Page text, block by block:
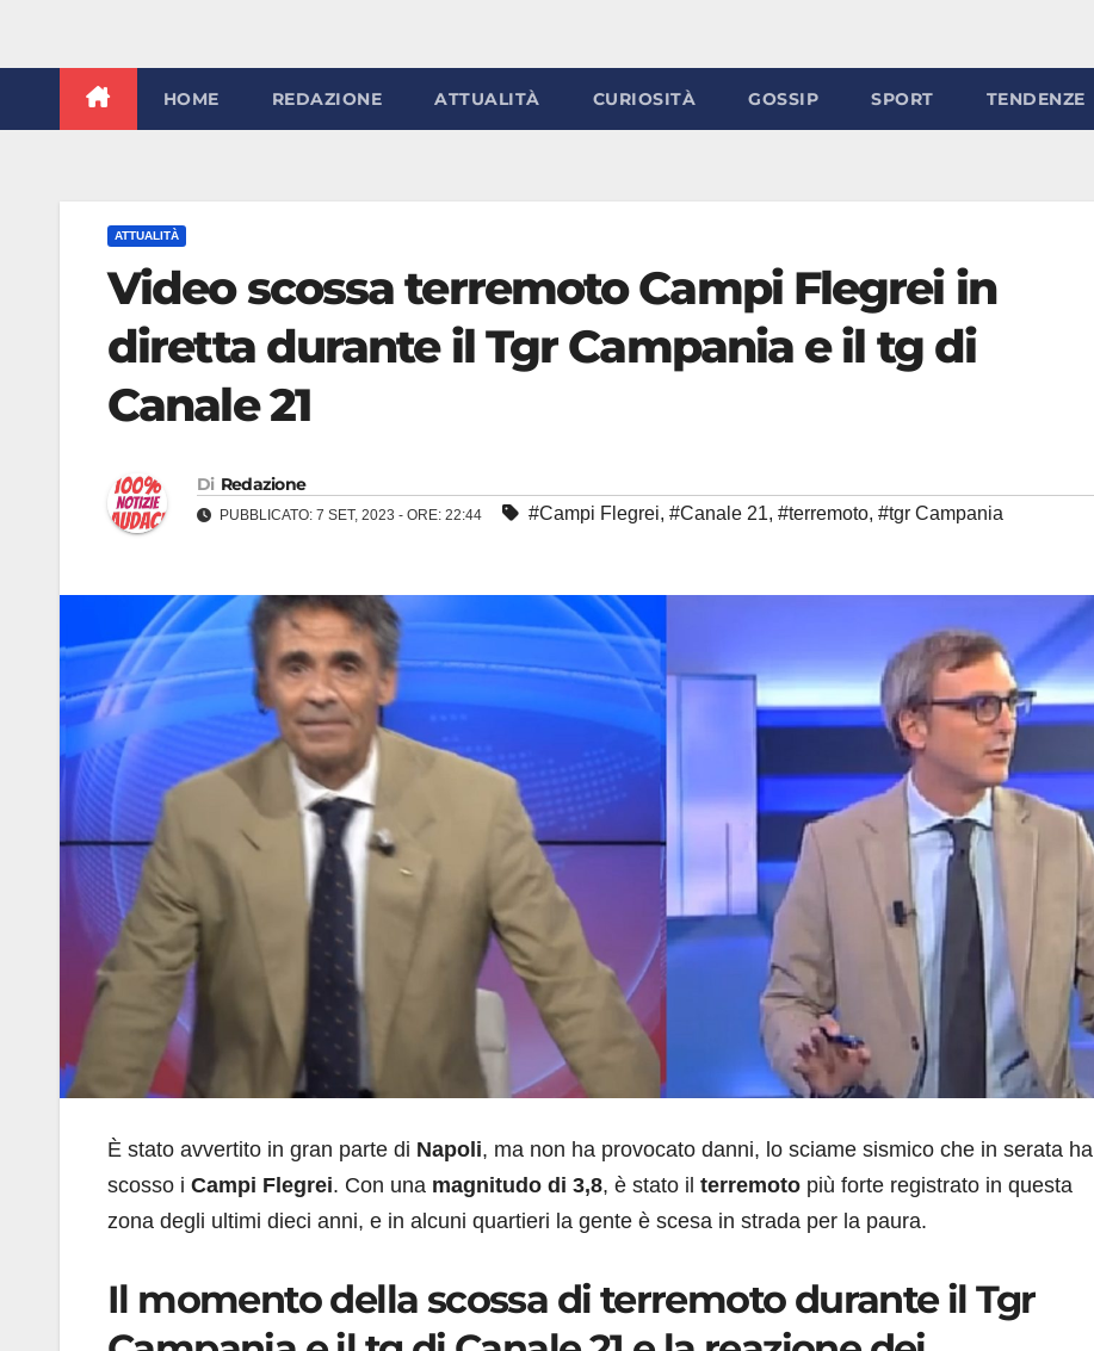
HOME REDAZIONE ATTUALITÀ CURIOSITÀ GOSSIP SPORT TENDENZE
ATTUALITÀ
Video scossa terremoto Campi Flegrei in
diretta durante il Tgr Campania e il tg di
Canale 21
Di Redazione
PUBBLICATO: 7 SET, 2023 - ORE: 22:44 #Campi Flegrei, #Canale 21, #terremoto, #tgr Campania
È stato avvertito in gran parte di Napoli, ma non ha provocato danni, lo sciame sismico che in serata ha
scosso i Campi Flegrei. Con una magnitudo di 3,8, è stato il terremoto più forte registrato in questa
zona degli ultimi dieci anni, e in alcuni quartieri la gente è scesa in strada per la paura.
Il momento della scossa di terremoto durante il Tgr